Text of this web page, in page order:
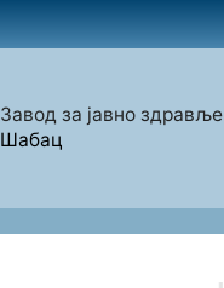
Завод за јавно здравље
Шабац